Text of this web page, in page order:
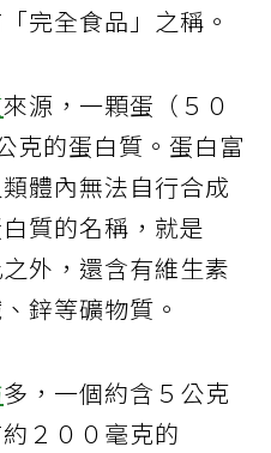
完全食品」之稱。
來源，一顆蛋（５０
克的蛋白質。蛋白富
體內無法自行合成
質的名稱，就是
外，還含有維生素
鋅等礦物質。
多，一個約含５公克
２００毫克的